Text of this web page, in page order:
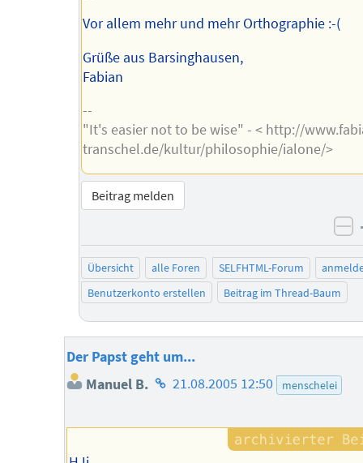
Vor allem mehr und mehr Orthographie :-(
Grüße aus Barsinghausen,
Fabian
--
"It's easier not to be wise" - < http://
transchel.de/kultur/philosophie/ialone/>
Beitrag melden
Übersicht alle Foren SELFHTML-Forum
Benutzerkonto erstellen
Beitrag im Thread-Baum
Der Papst geht um...
Manuel B. Homepage
Autors
21.08.2005 12:50 menschelei